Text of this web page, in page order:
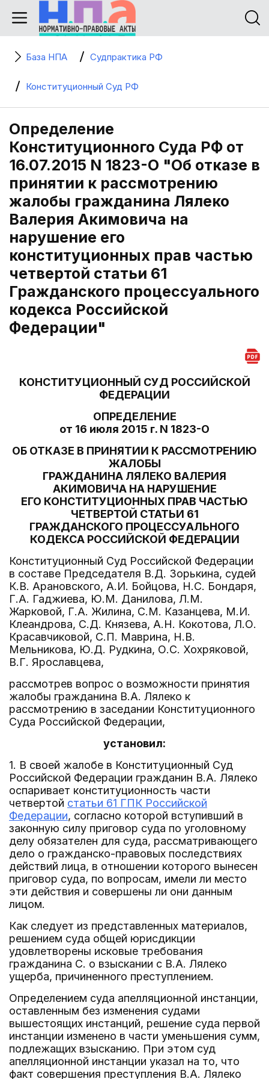
База НПА Судпрактика РФ
Конституционный Суд РФ
Определение
Конституционного Суда РФ от
16.07.2015 N 1823-О "Об отказе в
принятии к рассмотрению
жалобы гражданина Лялеко
Валерия Акимовича на
нарушение его
конституционных прав частью
четвертой статьи 61
Гражданского процессуального
кодекса Российской
Федерации"
КОНСТИТУЦИОННЫЙ СУД РОССИЙСКОЙ
ФЕДЕРАЦИИ
ОПРЕДЕЛЕНИЕ
от 16 июля 2015 г. N 1823-О
ОБ ОТКАЗЕ В ПРИНЯТИИ К РАССМОТРЕНИЮ
ЖАЛОБЫ
ГРАЖДАНИНА ЛЯЛЕКО ВАЛЕРИЯ
АКИМОВИЧА НА НАРУШЕНИЕ
ЕГО КОНСТИТУЦИОННЫХ ПРАВ ЧАСТЬЮ
ЧЕТВЕРТОЙ СТАТЬИ 61
ГРАЖДАНСКОГО ПРОЦЕССУАЛЬНОГО
КОДЕКСА РОССИЙСКОЙ ФЕДЕРАЦИИ
Конституционный Суд Российской Федерации
в составе Председателя В.Д. Зорькина, судей
К.В. Арановского, А.И. Бойцова, Н.С. Бондаря,
Г.А. Гаджиева, Ю.М. Данилова, Л.М.
Жарковой, Г.А. Жилина, С.М. Казанцева, М.И.
Клеандрова, С.Д. Князева, А.Н. Кокотова, Л.О.
Красавчиковой, С.П. Маврина, Н.В.
Мельникова, Ю.Д. Рудкина, О.С. Хохряковой,
В.Г. Ярославцева,
рассмотрев вопрос о возможности принятия
жалобы гражданина В.А. Лялеко к
рассмотрению в заседании Конституционного
Суда Российской Федерации,
установил:
1. В своей жалобе в Конституционный Суд
Российской Федерации гражданин В.А. Лялеко
оспаривает конституционность части
четвертой статьи 61 ГПК Российской
Федерации, согласно которой вступивший в
законную силу приговор суда по уголовному
делу обязателен для суда, рассматривающего
дело о гражданско-правовых последствиях
действий лица, в отношении которого вынесен
приговор суда, по вопросам, имели ли место
эти действия и совершены ли они данным
лицом.
Как следует из представленных материалов,
решением суда общей юрисдикции
удовлетворены исковые требования
гражданина С. о взыскании с В.А. Лялеко
ущерба, причиненного преступлением.
Определением суда апелляционной инстанции,
оставленным без изменения судами
вышестоящих инстанций, решение суда первой
инстанции изменено в части уменьшения сумм,
подлежащих взысканию. При этом суд
апелляционной инстанции указал на то, что
факт совершения преступления В.А. Лялеко